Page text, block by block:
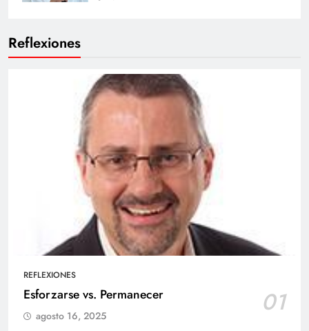
Reflexiones
REFLEXIONES
Esforzarse vs. Permanecer 01
agosto 16, 2025